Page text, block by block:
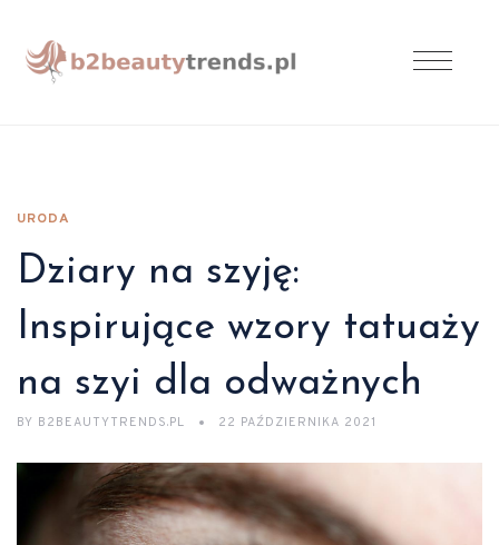
URODA
Dziary na szyję:
Inspirujące wzory tatuaży
na szyi dla odważnych
BY B2BEAUTYTRENDS.PL 22 PAŹDZIERNIKA 2021